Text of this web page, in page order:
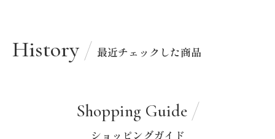
History 最近チェックした商品
Shopping Guide
ショッピングガイド